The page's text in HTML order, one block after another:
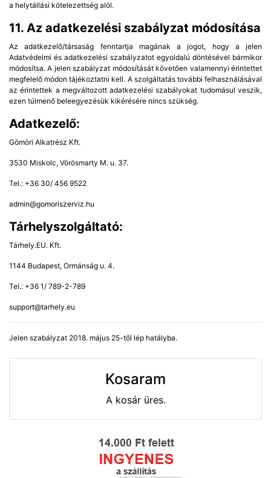
a helytállási kötelezettség alól.
11. Az adatkezelési szabályzat módosítása
Az adatkezelő/társaság fenntartja magának a jogot, hogy a jelen
Adatvédelmi és adatkezelési szabályzatot egyoldalú döntésével bármikor
módosítsa. A jelen szabályzat módosítását követően valamennyi érintettet
megfelelő módon tájékoztatni kell. A szolgáltatás további felhasználásával
az érintettek a megváltozott adatkezelési szabályokat tudomásul veszik,
ezen túlmenő beleegyezésük kikérésére nincs szükség.
Adatkezelő:
Gömöri Alkatrész Kft.
3530 Miskolc, Vörösmarty M. u. 37.
Tel.: +36 30/ 456 9522
admin@gomoriszerviz.hu
Tárhelyszolgáltató:
Tárhely.EU. Kft.
1144 Budapest, Ormánság u. 4.
Tel.: +36 1/ 789-2-789
support@tarhely.eu
Jelen szabályzat 2018. május 25-től lép hatályba.
Kosaram
A kosár üres.